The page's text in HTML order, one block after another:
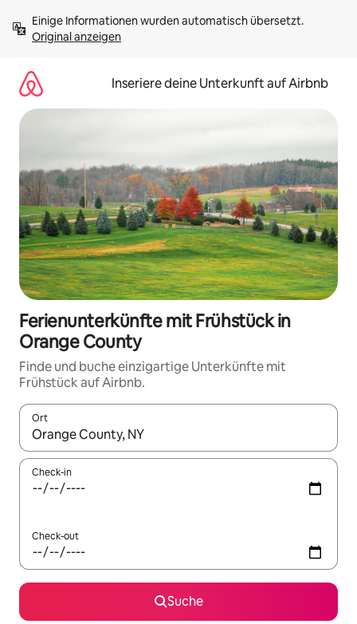
Inhalten
springenOriginal anzeigen
Inseriere deine Unterkunft auf Airbnb
Ferienunterkünfte mit Frühstück in
Orange County
Finde und buche einzigartige Unterkünfte mit
Frühstück auf Airbnb.
Ort
Wenn Ergebnisse verfügbar sind, navigiere mit den
Check-in
Check-out
Suche